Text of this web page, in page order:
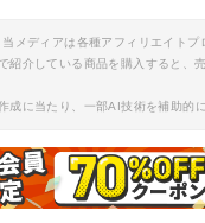
メディアは各種アフィリエイトプ
紹介している商品を購入すると、
に当たり、一部AI技術を補助的